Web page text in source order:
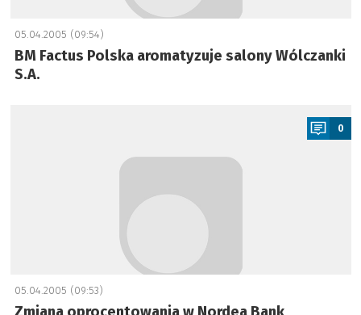
05.04.2005 (09:54)
BM Factus Polska aromatyzuje salony Wólczanki
S.A.
0
05.04.2005 (09:53)